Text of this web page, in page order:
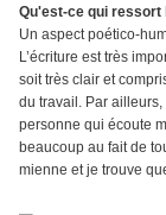
Qu'est-ce qui ressort
Un aspect poético-
L’écriture est très
soit très clair et
du travail. Par ailleurs,
personne qui écoute
beaucoup au fait de
mienne et je trouve